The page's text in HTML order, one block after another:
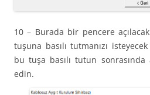
10 – Burada bir pencere
tuşuna basılı tutmanızı
bu tuşa basılı tutun sonrasında
edin.